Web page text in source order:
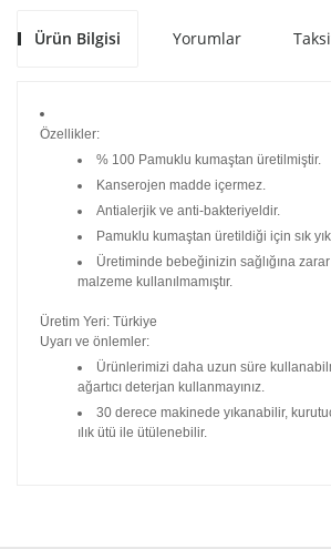
Ürün Bilgisi Yorumlar
Özellikler:
% 100 Pamuklu kumaştan üretilmiştir.
Kanserojen madde içermez.
Antialerjik ve anti-bakteriyeldir.
Pamuklu kumaştan üretildiği için sık
Üretiminde bebeğinizin sağlığına
malzeme kullanılmamıştır.
Üretim Yeri: Türkiye
Uyarı ve önlemler:
Ürünlerimizi daha uzun süre
ağartıcı deterjan kullanmayınız.
30 derece makinede yıkanabilir,
ılık ütü ile ütülenebilir.